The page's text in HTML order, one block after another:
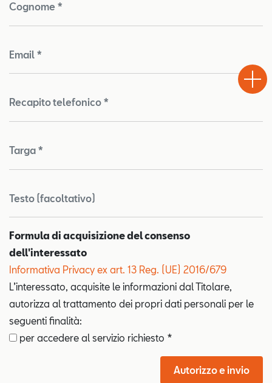
Cognome *
Email *
Recapito telefonico *
Targa *
Testo (facoltativo)
Formula di acquisizione del consenso
dell'interessato
Informativa Privacy ex art. 13 Reg. (UE) 2016/679
L’interessato, acquisite le informazioni dal Titolare,
autorizza al trattamento dei propri dati personali per le
seguenti finalità:
per accedere al servizio richiesto *
Autorizzo e invio
Drive
Chiama